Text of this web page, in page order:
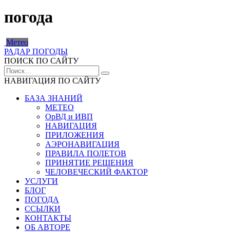
погода
Метео
РАДАР ПОГОДЫ
ПОИСК ПО САЙТУ
Search
for:
НАВИГАЦИЯ ПО САЙТУ
БАЗА ЗНАНИЙ
МЕТЕО
ОрВД и ИВП
НАВИГАЦИЯ
ПРИЛОЖЕНИЯ
АЭРОНАВИГАЦИЯ
ПРАВИЛА ПОЛЕТОВ
ПРИНЯТИЕ РЕШЕНИЯ
ЧЕЛОВЕЧЕСКИЙ ФАКТОР
УСЛУГИ
БЛОГ
ПОГОДА
ССЫЛКИ
КОНТАКТЫ
ОБ АВТОРЕ